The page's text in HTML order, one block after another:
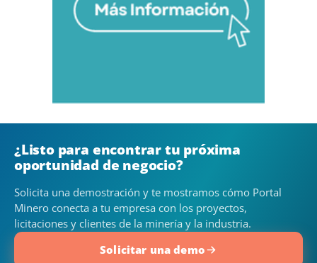
¿Listo para encontrar tu próxima
oportunidad de negocio?
Solicita una demostración y te mostramos cómo Portal
Minero conecta a tu empresa con los proyectos,
licitaciones y clientes de la minería y la industria.
Solicitar una demo